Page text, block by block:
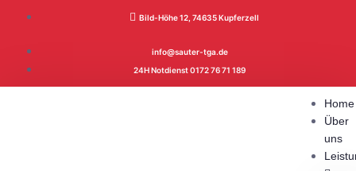
springen
Bild-Höhe 12, 74635 Kupferzell
info@sauter-tga.de
24H Notdienst 0172 76 71 189
Home
Über
uns